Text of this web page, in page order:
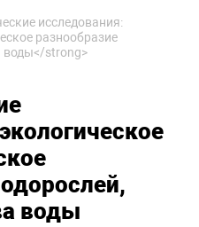
исследования:
разнообразие
воды</strong>
воды